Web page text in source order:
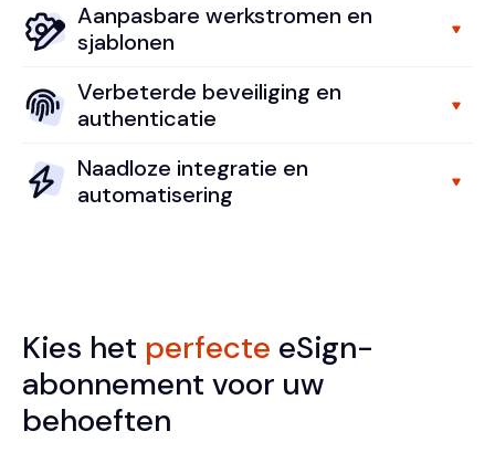
Aanpasbare werkstromen en
sjablonen
Verbeterde beveiliging en
authenticatie
Naadloze integratie en
automatisering
Kies het perfecte eSign-
abonnement voor uw
behoeften